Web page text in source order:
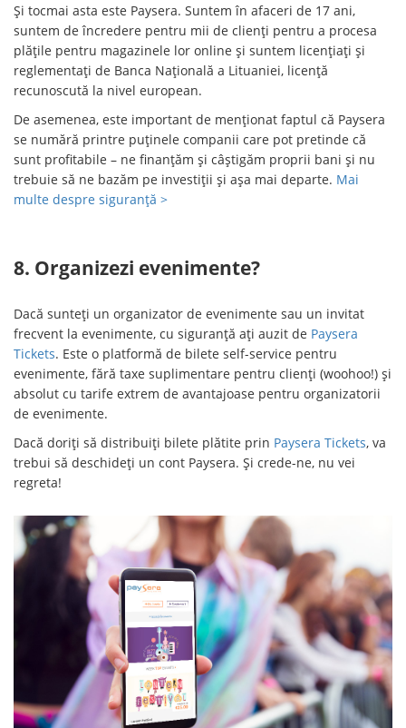
Și tocmai asta este Paysera. Suntem în afaceri de 17 ani,
suntem de încredere pentru mii de clienți pentru a procesa
plățile pentru magazinele lor online și suntem licențiați și
reglementați de Banca Națională a Lituaniei, licență
recunoscută la nivel european.
De asemenea, este important de menționat faptul că Paysera
se numără printre puținele companii care pot pretinde că
sunt profitabile – ne finanțăm și câștigăm proprii bani și nu
trebuie să ne bazăm pe investiții și așa mai departe. Mai
multe despre siguranță >
8. Organizezi evenimente?
Dacă sunteți un organizator de evenimente sau un invitat
frecvent la evenimente, cu siguranță ați auzit de Paysera
Tickets. Este o platformă de bilete self-service pentru
evenimente, fără taxe suplimentare pentru clienți (woohoo!) și
absolut cu tarife extrem de avantajoase pentru organizatorii
de evenimente.
Dacă doriți să distribuiți bilete plătite prin Paysera Tickets, va
trebui să deschideți un cont Paysera. Și crede-ne, nu vei
regreta!